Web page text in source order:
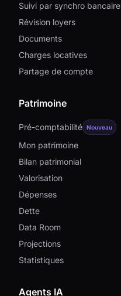
Suivi par synchro bancaire
Révision loyers
Documents
Charges locatives
Partage de compte
Patrimoine
Pré-comptabilité Nouveau
Mon patrimoine
Bilan patrimonial
Valorisation
Dépenses
Dette
Data Room
Projections
Statistiques
Agents IA